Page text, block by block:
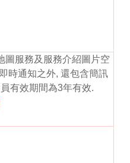
圖服務及服務介紹圖片空
時通知之外, 還包含簡訊
有效期間為3年有效.